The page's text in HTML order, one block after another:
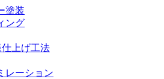
塗装
ング
上げ工法
レーション